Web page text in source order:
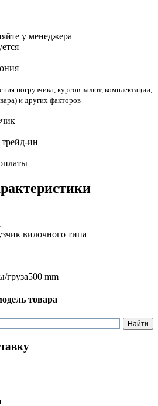
у менеджера
погрузчика, курсов валют, комплектации,
и других факторов
ин
вилочного типа
груза500 mm
товара